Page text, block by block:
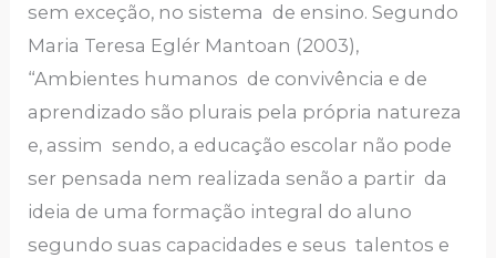
sem exceção, no sistema de ensino. Segundo
Maria Teresa Eglér Mantoan (2003),
“Ambientes humanos de convivência e de
aprendizado são plurais pela própria natureza
e, assim sendo, a educação escolar não pode
ser pensada nem realizada senão a partir da
ideia de uma formação integral do aluno
segundo suas capacidades e seus talentos e